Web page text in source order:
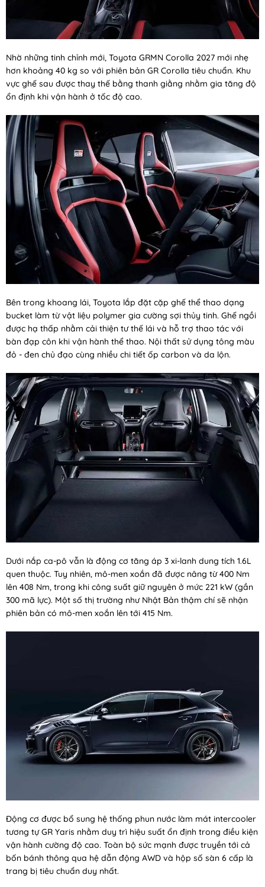
Nhờ những tinh chỉnh mới, Toyota GRMN Corolla 2027 mới nhẹ
hơn khoảng 40 kg so với phiên bản GR Corolla tiêu chuẩn. Khu
vực ghế sau được thay thế bằng thanh giằng nhằm gia tăng độ
ổn định khi vận hành ở tốc độ cao.
Bên trong khoang lái, Toyota lắp đặt cặp ghế thể thao dạng
bucket làm từ vật liệu polymer gia cường sợi thủy tinh. Ghế ngồi
được hạ thấp nhằm cải thiện tư thế lái và hỗ trợ thao tác với
bàn đạp côn khi vận hành thể thao. Nội thất sử dụng tông màu
đỏ - đen chủ đạo cùng nhiều chi tiết ốp carbon và da lộn.
Dưới nắp ca-pô vẫn là động cơ tăng áp 3 xi-lanh dung tích 1.6L
quen thuộc. Tuy nhiên, mô-men xoắn đã được nâng từ 400 Nm
lên 408 Nm, trong khi công suất giữ nguyên ở mức 221 kW (gần
300 mã lực). Một số thị trường như Nhật Bản thậm chí sẽ nhận
phiên bản có mô-men xoắn lên tới 415 Nm.
Động cơ được bổ sung hệ thống phun nước làm mát intercooler
tương tự GR Yaris nhằm duy trì hiệu suất ổn định trong điều kiện
vận hành cường độ cao. Toàn bộ sức mạnh được truyền tới cả
bốn bánh thông qua hệ dẫn động AWD và hộp số sàn 6 cấp là
trang bị tiêu chuẩn duy nhất.